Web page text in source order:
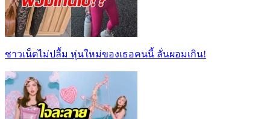
ชาวเน็ตไม่ปลื้ม หุ่นใหม่ของเธอคนนี้ ลั่นผอมเกิน!